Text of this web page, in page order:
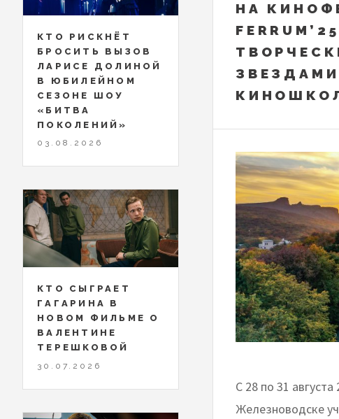
НА
С 28 по 31
Железноводске
КТО РИСКНЁТ
БРОСИТЬ ВЫЗОВ
ЛАРИСЕ ДОЛИНОЙ
В ЮБИЛЕЙНОМ
СЕЗОНЕ ШОУ
«БИТВА
ПОКОЛЕНИЙ»
03.08.2026
КТО СЫГРАЕТ
ГАГАРИНА В
НОВОМ ФИЛЬМЕ О
ВАЛЕНТИНЕ
ТЕРЕШКОВОЙ
30.07.2026